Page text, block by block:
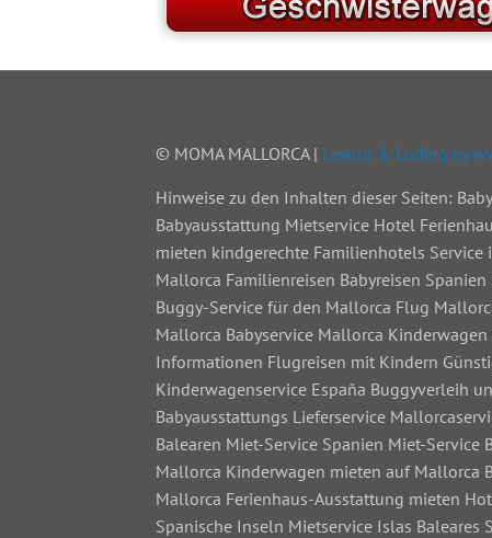
© MOMA MALLORCA | Layout & Coding by
Hinweise zu den Inhalten dieser Seiten:
Babyausstattung Mietservice Hotel
mieten kindgerechte Familienhotels
Mallorca Familienreisen Babyreisen
Buggy-Service für den Mallorca Flug
Mallorca Babyservice Mallorca
Informationen Flugreisen mit Kindern
Kinderwagenservice España Buggyverleih
Babyausstattungs Lieferservice
Balearen Miet-Service Spanien Miet-Service
Mallorca Kinderwagen mieten auf Mallorca
Mallorca Ferienhaus-Ausstattung mieten
Spanische Inseln Mietservice Islas Baleares